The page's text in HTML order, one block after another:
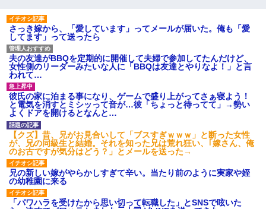
さっき嫁から、「愛しています」ってメールが届いた。俺も「愛
してます」って送ったら
夫の友達がBBQを定期的に開催して夫婦で参加してたんだけど、
女性側のリーダーみたいな人に「BBQは友達とやりなよ！」と言
われて…
彼氏の家に泊まる事になり、ゲームで盛り上がってさぁ寝よう！
と電気を消すとミシッって音が…彼「ちょっと待ってて」→勢い
よくドアを開けるとなんと…
【クズ】昔、兄がお見合いして「ブスすぎｗｗｗ」と断った女性
が、兄の同級生と結婚。それを知った兄は荒れ狂い、｢嫁さん、俺
のお古ですが気分はどう？」とメールを送った→
兄の新しい嫁がやらかしすぎて辛い。当たり前のように実家や姪
の幼稚園に来る
「パワハラを受けたから思い切って転職した」とSNSで呟いた